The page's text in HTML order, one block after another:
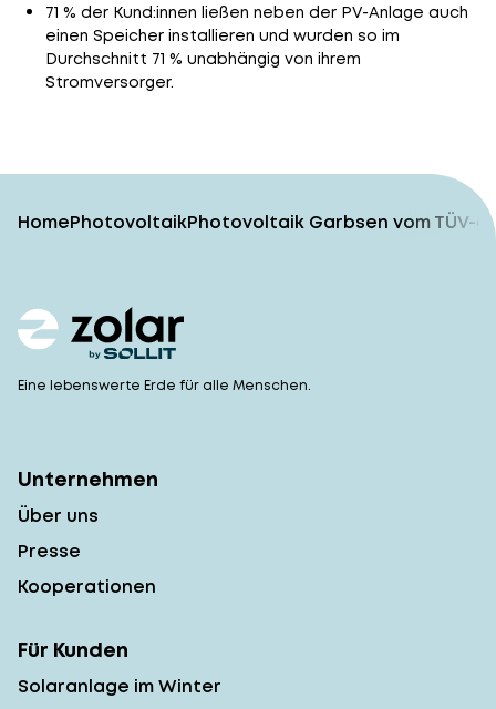
71 % der Kund:innen ließen neben der PV-Anlage auch
einen Speicher installieren und wurden so im
Durchschnitt 71 % unabhängig von ihrem
Stromversorger.
HomePhotovoltaikPhotovoltaik Garbsen vom TÜV-
Eine lebenswerte Erde für alle Menschen.
Unternehmen
Über uns
Presse
Kooperationen
Für Kunden
Solaranlage im Winter